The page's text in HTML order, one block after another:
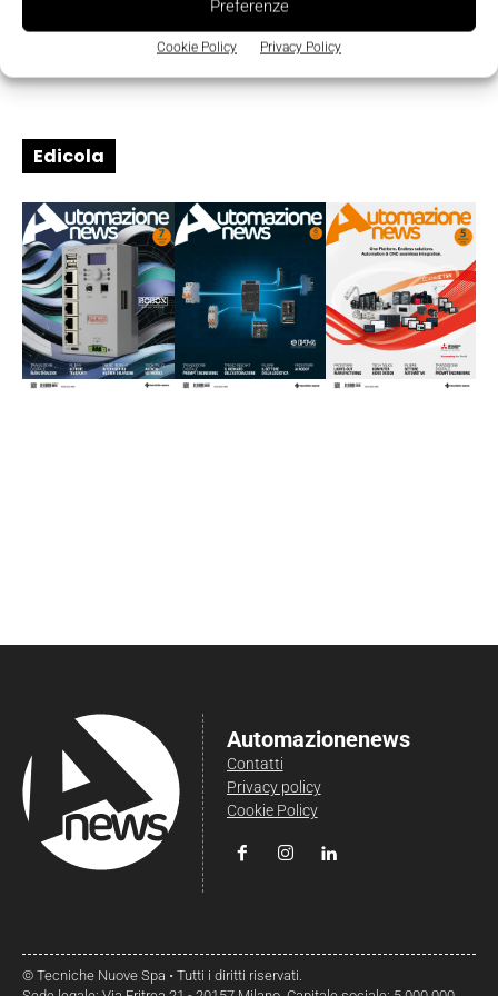
Preferenze
Cookie Policy Privacy Policy
Edicola
Automazionenews
Contatti
Privacy policy
Cookie Policy
© Tecniche Nuove Spa • Tutti i diritti riservati.